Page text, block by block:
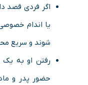
اگر فردی قصد
یا اندام
شوند و سریع
رفتن او به
حضور پدر و